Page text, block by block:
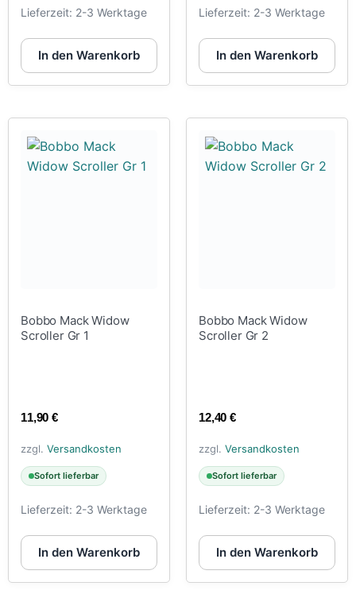
Lieferzeit: 2-3 Werktage
In den Warenkorb
Lieferzeit: 2-3 Werktage
In den Warenkorb
Bobbo Mack Widow
Scroller Gr 1
11,90€
zzgl. Versandkosten
Sofort lieferbar
Lieferzeit: 2-3 Werktage
In den Warenkorb
Bobbo Mack Widow
Scroller Gr 2
12,40€
zzgl. Versandkosten
Sofort lieferbar
Lieferzeit: 2-3 Werktage
In den Warenkorb